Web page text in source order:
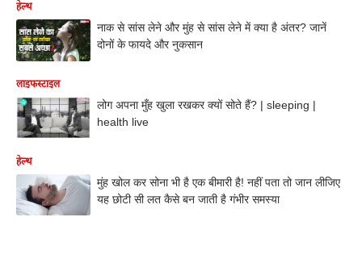
हेल्थ
नाक से सांस लेने और मुंह से सांस लेने में क्या है अंतर? जानें
दोनों के फायदे और नुकसान
लाइफस्टाइल
लोग अपना मुँह खुला रखकर क्यों सोते हैं? | sleeping |
health live
हेल्थ
मुंह खोल कर सोना भी है एक बीमारी है! नहीं पता तो जान लीजिए
यह छोटी सी लत कैसे बन जाती है गंभीर समस्या